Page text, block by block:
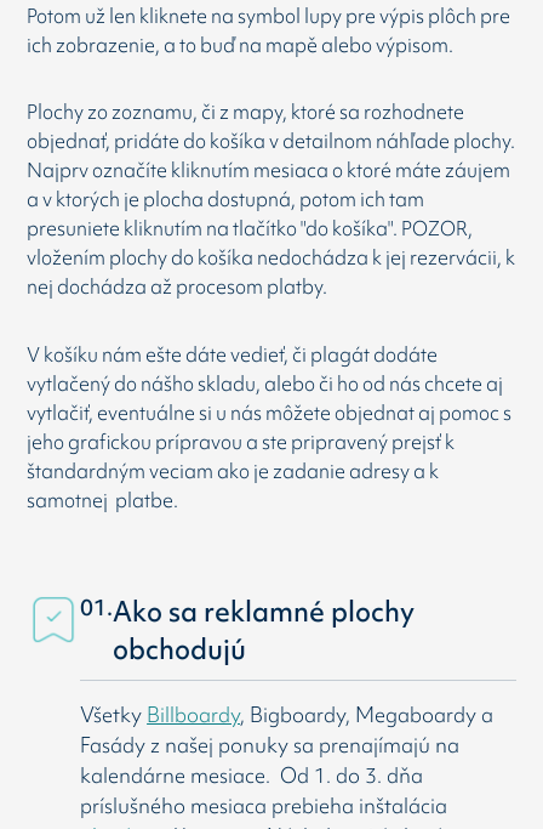
Potom už len kliknete na symbol lupy pre výpis plôch pre
ich zobrazenie, a to buď na mapě alebo výpisom.
Plochy zo zoznamu, či z mapy, ktoré sa rozhodnete
objednať, pridáte do košíka v detailnom náhľade plochy.
Najprv označíte kliknutím mesiaca o ktoré máte záujem
a v ktorých je plocha dostupná, potom ich tam
presuniete kliknutím na tlačítko "do košíka". POZOR,
vložením plochy do košíka nedochádza k jej rezervácii, k
nej dochádza až procesom platby.
V košíku nám ešte dáte vedieť, či plagát dodáte
vytlačený do nášho skladu, alebo či ho od nás chcete aj
vytlačiť, eventuálne si u nás môžete objednat aj pomoc s
jeho grafickou prípravou a ste pripravený prejsť k
štandardným veciam ako je zadanie adresy a k
samotnej platbe.
01.Ako sa reklamné plochy
obchodujú
Všetky Billboardy, Bigboardy, Megaboardy a
Fasády z našej ponuky sa prenajímajú na
kalendárne mesiace. Od 1. do 3. dňa
príslušného mesiaca prebieha inštalácia